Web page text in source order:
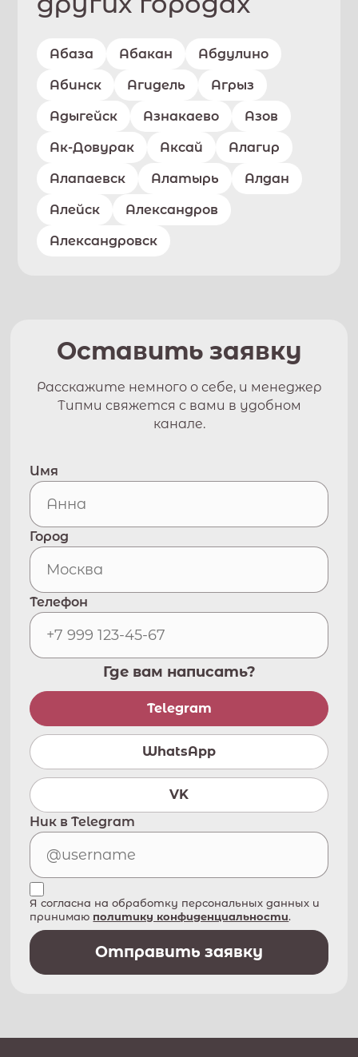
Абаза Абакан Абдулино
Абинск Агидель Агрыз
Адыгейск Азнакаево Азов
Ак-Довурак Аксай Алагир
Алапаевск Алатырь Алдан
Алейск Александров
Александровск
Оставить заявку
Расскажите немного о себе, и менеджер
Типми свяжется с вами в удобном
канале.
Имя
Город
Телефон
Где вам написать?
Telegram
WhatsApp
VK
Ник в Telegram
Я согласна на обработку персональных данных и
принимаю политику конфиденциальности.
Отправить заявку